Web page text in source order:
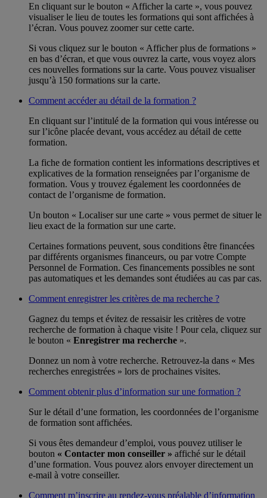
En cliquant sur le bouton « Afficher la carte », vous pouvez
visualiser le lieu de toutes les formations qui sont affichées à
l’écran. Vous pouvez zoomer sur cette carte.
Si vous cliquez sur le bouton « Afficher plus de formations »
en bas d’écran, et que vous ouvrez la carte, vous voyez alors
ces nouvelles formations sur la carte. Vous pouvez visualiser
jusqu’à 150 formations sur la carte.
Comment accéder au détail de la formation ?
En cliquant sur l’intitulé de la formation qui vous intéresse ou
sur l’icône placée devant, vous accédez au détail de cette
formation.
La fiche de formation contient les informations descriptives et
explicatives de la formation renseignées par l’organisme de
formation. Vous y trouvez également les coordonnées de
contact de l’organisme de formation.
Un bouton « Localiser sur une carte » vous permet de situer le
lieu exact de la formation sur une carte.
Certaines formations peuvent, sous conditions être financées
par différents organismes financeurs, ou par votre Compte
Personnel de Formation. Ces financements possibles ne sont
pas automatiques et les demandes sont étudiées au cas par cas.
Comment enregistrer les critères de ma recherche ?
Gagnez du temps et évitez de ressaisir les critères de votre
recherche de formation à chaque visite ! Pour cela, cliquez sur
le bouton « Enregistrer ma recherche ».
Donnez un nom à votre recherche. Retrouvez-la dans « Mes
recherches enregistrées » lors de prochaines visites.
Comment obtenir plus d’information sur une formation ?
Sur le détail d’une formation, les coordonnées de l’organisme
de formation sont affichées.
Si vous êtes demandeur d’emploi, vous pouvez utiliser le
bouton « Contacter mon conseiller » affiché sur le détail
d’une formation. Vous pouvez alors envoyer directement un
e-mail à votre conseiller.
Comment m’inscrire au rendez-vous préalable d’information